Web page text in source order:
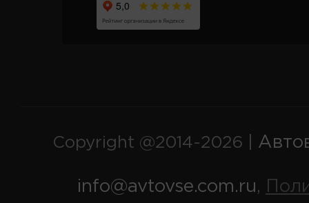
Copyright @2014-2026 |
info@avtovse.com.ru,